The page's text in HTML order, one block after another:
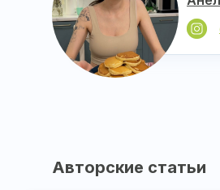
Авторские статьи